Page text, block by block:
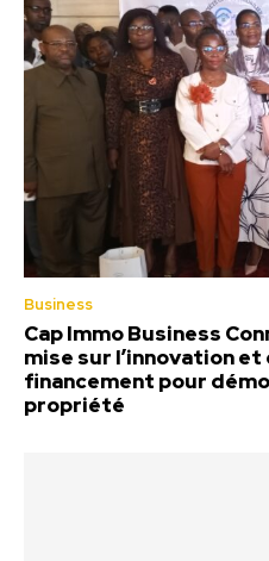
Business
Cap Immo Business
mise sur l’innovation
financement pour
propriété